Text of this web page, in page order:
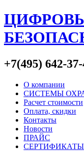
+7(495) 642-
О компании
СИСТЕМЫ
Расчет стоимости
Оплата, скидки
Контакты
Новости
ПРАЙС
СЕРТИФИКАТЫ